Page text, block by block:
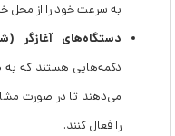
به سرعت خود را از محل
دستگاه‌های آغازگر
دکمه‌هایی هستند که به
می‌دهند تا در صورت
را فعال کنند.